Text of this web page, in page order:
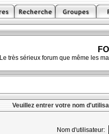
Le très sérieux forum que même les
Veuillez entrer votre nom
Nom d'utilisateur: